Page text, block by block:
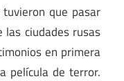
que pasar
ciudades rusas
en primera
película de terror.